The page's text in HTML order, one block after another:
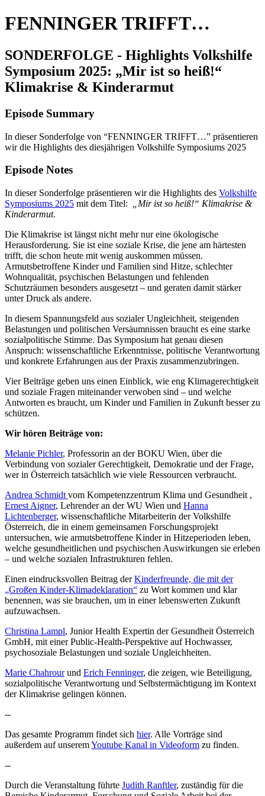
FENNINGER TRIFFT…
SONDERFOLGE - Highlights Volkshilfe
Symposium 2025: „Mir ist so heiß!“
Klimakrise & Kinderarmut
Episode Summary
In dieser Sonderfolge von “FENNINGER TRIFFT…” präsentieren
wir die Highlights des diesjährigen Volkshilfe Symposiums 2025
Episode Notes
In dieser Sonderfolge präsentieren wir die Highlights des Volkshilfe
Symposiums 2025 mit dem Titel:
„Mir ist so heiß!“ Klimakrise &
Kinderarmut.
Die Klimakrise ist längst nicht mehr nur eine ökologische
Herausforderung. Sie ist eine soziale Krise, die jene am härtesten
trifft, die schon heute mit wenig auskommen müssen.
Armutsbetroffene Kinder und Familien sind Hitze, schlechter
Wohnqualität, psychischen Belastungen und fehlenden
Schutzräumen besonders ausgesetzt – und geraten damit stärker
unter Druck als andere.
In diesem Spannungsfeld aus sozialer Ungleichheit, steigenden
Belastungen und politischen Versäumnissen braucht es eine starke
sozialpolitische Stimme. Das Symposium hat genau diesen
Anspruch: wissenschaftliche Erkenntnisse, politische Verantwortung
und konkrete Erfahrungen aus der Praxis zusammenzubringen.
Vier Beiträge geben uns einen Einblick, wie eng Klimagerechtigkeit
und soziale Fragen miteinander verwoben sind – und welche
Antworten es braucht, um Kinder und Familien in Zukunft besser zu
schützen.
Wir hören Beiträge von:
Melanie Pichler, Professorin an der BOKU Wien, über die
Verbindung von sozialer Gerechtigkeit, Demokratie und der Frage,
wer in Österreich tatsächlich wie viele Ressourcen verbraucht.
Andrea Schmidt vom Kompetenzzentrum Klima und Gesundheit ,
Ernest Aigner, Lehrender an der WU Wien und Hanna
Lichtenberger, wissenschaftliche Mitarbeiterin der Volkshilfe
Österreich, die in einem gemeinsamen Forschungsprojekt
untersuchen, wie armutsbetroffene Kinder in Hitzeperioden leben,
welche gesundheitlichen und psychischen Auswirkungen sie erleben
– und welche sozialen Infrastrukturen fehlen.
Einen eindrucksvollen Beitrag derKinderfreunde, die mit der
„Großen Kinder-Klimadeklaration“ zu Wort kommen und klar
benennen, was sie brauchen, um in einer lebenswerten Zukunft
aufzuwachsen.
Christina Lampl, Junior Health Expertin der Gesundheit Österreich
GmbH, mit einer Public-Health-Perspektive auf Hochwasser,
psychosoziale Belastungen und soziale Ungleichheiten.
Marie Chahrourund Erich Fenninger, die zeigen, wie Beteiligung,
sozialpolitische Verantwortung und Selbstermächtigung im Kontext
der Klimakrise gelingen können.
--
Das gesamte Programm findet sich hier. Alle Vorträge sind
außerdem auf unseremYoutube Kanal in Videoform zu finden.
--
Durch die Veranstaltung führte Judith Ranftler, zuständig für die